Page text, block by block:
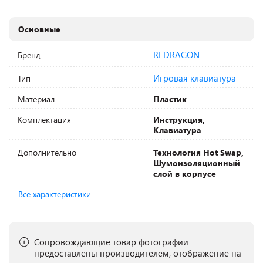
Основные
Бренд REDRAGON
Тип Игровая клавиатура
Материал
Пластик
Комплектация
Инструкция,
Клавиатура
Дополнительно
Технология Hot Swap,
Шумоизоляционный
слой в корпусе
Все характеристики
Сопровождающие товар фотографии
предоставлены производителем, отображение на